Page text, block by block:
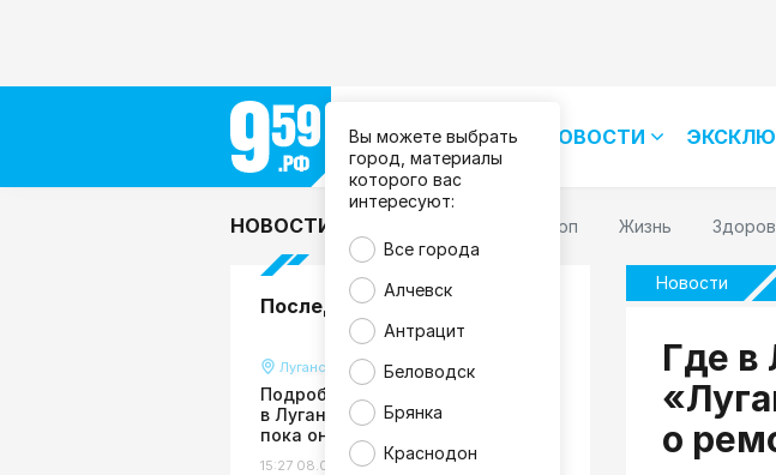
Все города
Вы можете выбрать
город, материалы
которого вас
интересуют:
Все города
Алчевск
Антрацит
Беловодск
Брянка
Краснодон
НОВОСТИ
НОВОСТИ Гороскоп Жизнь
Последние новости
Луганск
Подробности страшной аварии
в Луганске: пенсионерку сбили,
пока она сидела на лавочке
15:27 08.08.26 Происшествия
Новости
Где в
о